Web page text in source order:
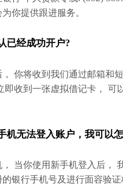
你提供跟进服务。
已经成功开户?
， 你将收到我们通过邮箱和
即收到一张虚拟借记卡， 可
机无法登入账户，我可以
当你使用新手机登入后，
银行手机号及进行面容验